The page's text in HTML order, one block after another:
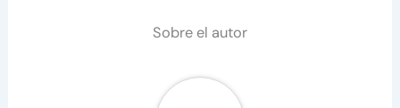
Sobre el autor